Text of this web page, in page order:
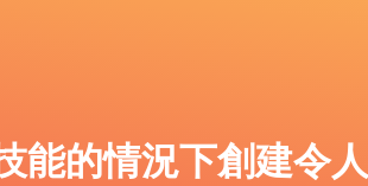
能的情況下創建令人